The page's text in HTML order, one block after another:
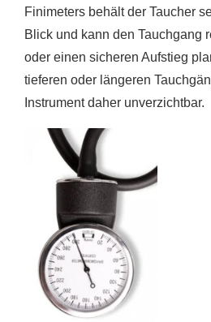
Finimeters behält der Taucher
Blick und kann den Tauchgang
oder einen sicheren Aufstieg
tieferen oder längeren
Instrument daher unverzichtbar.